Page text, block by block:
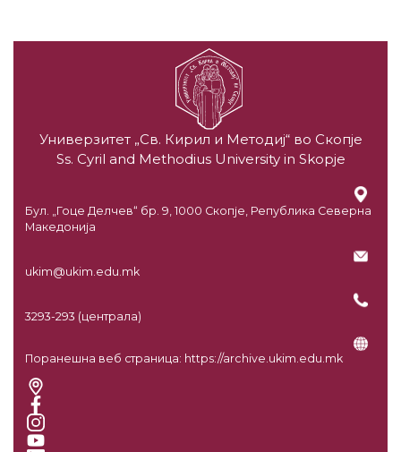
Универзитет „Св. Кирил и Методиј“ во Скопје
Ss. Cyril and Methodius University in Skopje
Бул. „Гоце Делчев“ бр. 9, 1000 Скопје, Република Северна
Македонија
ukim@ukim.edu.mk
3293-293 (централа)
Поранешна веб страница: https://archive.ukim.edu.mk